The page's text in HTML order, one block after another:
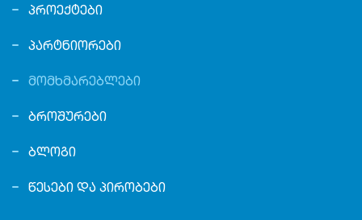
ᲞᲠᲝᲔᲥᲢᲔᲑᲘ
ᲞᲐᲠᲢᲜᲘᲝᲠᲔᲑᲘ
ᲛᲝᲛᲮᲛᲐᲠᲔᲑᲚᲔᲑᲘ
ᲑᲠᲝᲨᲣᲠᲔᲑᲘ
ᲑᲚᲝᲒᲘ
ᲬᲔᲡᲔᲑᲘ ᲓᲐ ᲞᲘᲠᲝᲑᲔᲑᲘ